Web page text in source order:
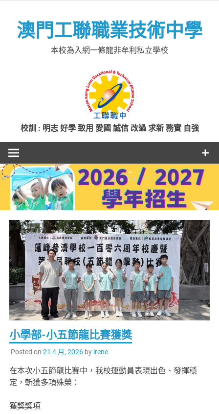
content澳門工聯職業技術中學
本校為入網一條龍非牟利私立學校
校訓 : 明志 好學 致用 愛國 誠信 改過 求新 務實 自強
小學部-小五節龍比賽獲獎
Posted on 21 4 月, 2026by irene
在本次小五節龍比賽中，我校運動員表現出色、發揮穩
定，斬獲多項殊榮：
獲獎獎項